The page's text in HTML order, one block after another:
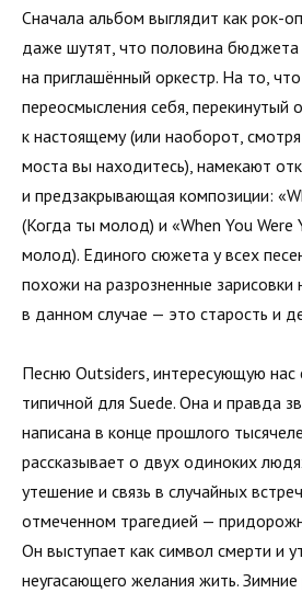
Сначала альбом выглядит как рок-
даже шутят, что половина бюджета
на приглашённый оркестр. На то,
переосмысления себя, перекинутый
к настоящему (или наоборот,
моста вы находитесь), намекают
и предзакрывающая композиции:
(Когда ты молод) и «When You Were
молод). Единого сюжета у всех
похожи на разрозненные зарисовки
в данном случае — это старость и
Песню Outsiders, интересующую нас
типичной для Suede. Она и правда
написана в конце прошлого
рассказывает о двух одиноких
утешение и связь в случайных
отмеченном трагедией —
Он выступает как символ смерти и
неугасающего желания жить.